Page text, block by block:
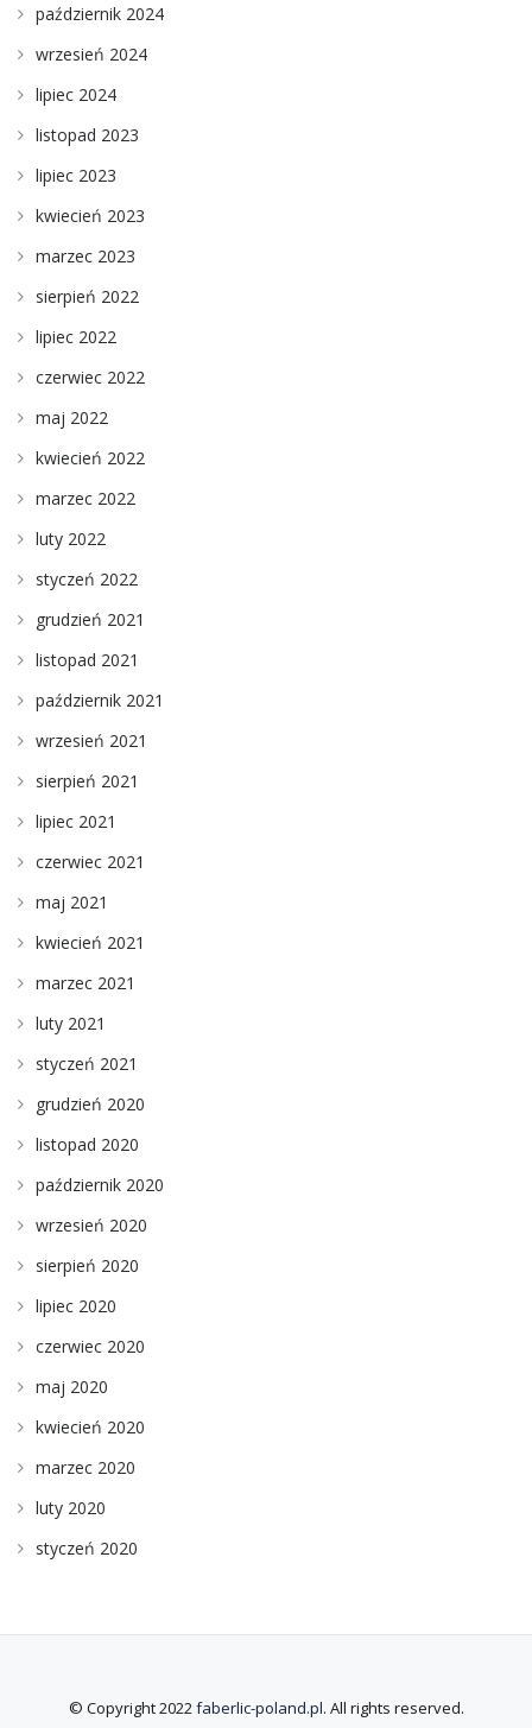
październik 2024
wrzesień 2024
lipiec 2024
listopad 2023
lipiec 2023
kwiecień 2023
marzec 2023
sierpień 2022
lipiec 2022
czerwiec 2022
maj 2022
kwiecień 2022
marzec 2022
luty 2022
styczeń 2022
grudzień 2021
listopad 2021
październik 2021
wrzesień 2021
sierpień 2021
lipiec 2021
czerwiec 2021
maj 2021
kwiecień 2021
marzec 2021
luty 2021
styczeń 2021
grudzień 2020
listopad 2020
październik 2020
wrzesień 2020
sierpień 2020
lipiec 2020
czerwiec 2020
maj 2020
kwiecień 2020
marzec 2020
luty 2020
styczeń 2020
© Copyright 2022 faberlic-poland.pl. All rights reserved.